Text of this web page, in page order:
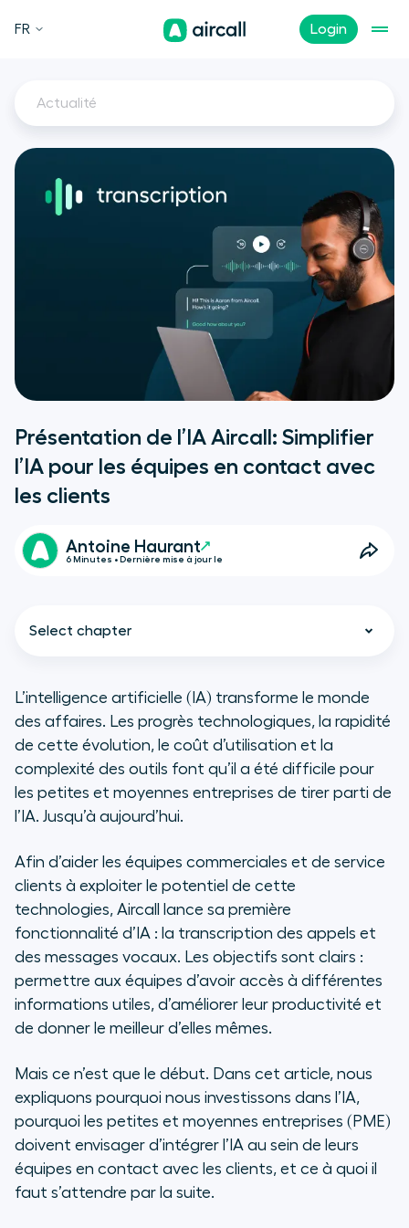
Login
FR
Actualité
Présentation de l’IA Aircall: Simplifier
l’IA pour les équipes en contact avec
les clients
Antoine Haurant
6 Minutes • Dernière mise à jour le
Select chapter
Pourquoi Aircall investit dans l’IA
Commencez avec l’IA : la
transcription d’appels
Pourquoi les petites et moyennes
entreprises doivent envisager
d’utiliser l’IA
Quelle est la prochaine étape ?
L’intelligence artificielle (IA) transforme le monde
des affaires. Les progrès technologiques, la rapidité
de cette évolution, le coût d’utilisation et la
complexité des outils font qu’il a été difficile pour
les petites et moyennes entreprises de tirer parti de
l’IA. Jusqu’à aujourd’hui.
Afin d’aider les équipes commerciales et de service
clients à exploiter le potentiel de cette
technologies, Aircall lance sa première
fonctionnalité d’IA : la transcription des appels et
des messages vocaux. Les objectifs sont clairs :
permettre aux équipes d’avoir accès à différentes
informations utiles, d’améliorer leur productivité et
de donner le meilleur d’elles mêmes.
Mais ce n’est que le début. Dans cet article, nous
expliquons pourquoi nous investissons dans l’IA,
pourquoi les petites et moyennes entreprises (PME)
doivent envisager d’intégrer l’IA au sein de leurs
équipes en contact avec les clients, et ce à quoi il
faut s’attendre par la suite.